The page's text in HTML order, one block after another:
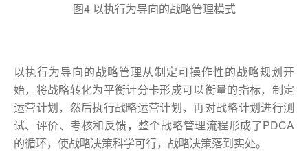
图4 以执行为导向的战略管理模式
以执行为导向的战略管理从制定可操作性的战略规划开
始，将战略转化为平衡计分卡形成可以衡量的指标，制定
运营计划，然后执行战略运营计划，再对战略计划进行测
试、评价、考核和反馈，整个战略管理流程形成了PDCA
的循环，使战略决策科学可行，战略决策落到实处。